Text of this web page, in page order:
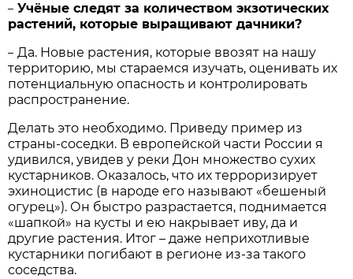
– Учёные следят за количеством экзотических
растений, которые выращивают дачники?
– Да. Новые растения, которые ввозят на нашу
территорию, мы стараемся изучать, оценивать их
потенциальную опасность и контролировать
распространение.
Делать это необходимо. Приведу пример из
страны-соседки. В европейской части России я
удивился, увидев у реки Дон множество сухих
кустарников. Оказалось, что их терроризирует
эхиноцистис (в народе его называют «бешеный
огурец»). Он быстро разрастается, поднимается
«шапкой» на кусты и ею накрывает иву, да и
другие растения. Итог – даже неприхотливые
кустарники погибают в регионе из-за такого
соседства.